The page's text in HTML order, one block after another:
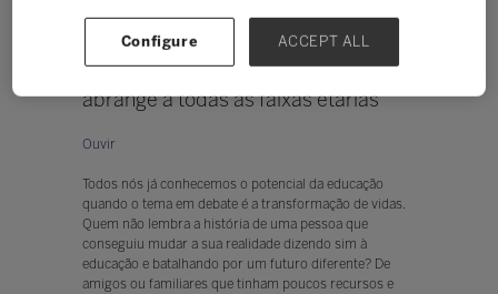
Não há como realizar a
transformação pela educação sem
abrange a todas as faixas etárias
Ouvir
Todos nós já conhecemos o potencial da educação
quando o tema em debate é a transformação de vidas.
Quem não lembra a história de uma pessoa que
conseguiu mudar a sua realidade dizendo sim à
educação e batalhando por um futuro diferente? De
amigos ou familiares que tinham poucos recursos e
Configure ACCEPT ALL